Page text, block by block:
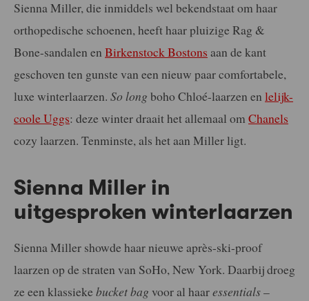
Sienna Miller, die inmiddels wel bekendstaat om haar
orthopedische schoenen, heeft haar pluizige Rag &
Bone-sandalen en Birkenstock Bostons aan de kant
geschoven ten gunste van een nieuw paar comfortabele,
luxe winterlaarzen. So long boho Chloé-laarzen en lelijk-
coole Uggs: deze winter draait het allemaal om Chanels
cozy laarzen. Tenminste, als het aan Miller ligt.
Sienna Miller in
uitgesproken winterlaarzen
Sienna Miller showde haar nieuwe après-ski-proof
laarzen op de straten van SoHo, New York. Daarbij droeg
ze een klassieke bucket bag voor al haaressentials–